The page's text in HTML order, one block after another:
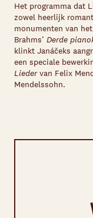
Het programma dat
zowel heerlijk
monumenten van
Brahms’ Derde
klinkt Janáčeks
een speciale
Liedervan Felix
Mendelssohn.